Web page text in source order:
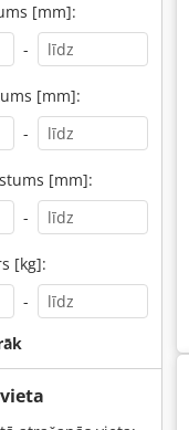
[mm]:
-
[mm]:
-
[mm]:
-
[kg]:
-